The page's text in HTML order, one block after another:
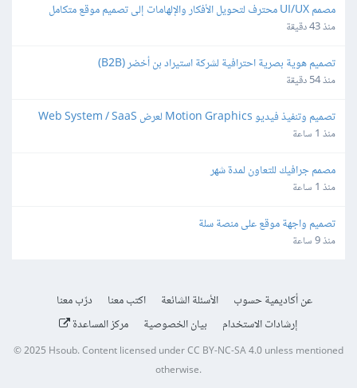
مصمم UI/UX محترف لتحويل الأفكار والإلهامات إلى تصميم موقع متكامل
منذ 43 دقيقة
تصميم هوية بصرية احترافية لشركة استيراد بن أخضر (B2B)
منذ 54 دقيقة
تصميم وتنفيذ فيديو Motion Graphics لعرض Web System / SaaS
منذ 1 ساعة
مصمم جرافيك للتعاون لمدة شهر
منذ 1 ساعة
تصميم واجهة موقع على منصة سلة
منذ 9 ساعة
عن أكاديمية حسوب الأسئلة الشائعة اكتب معنا
درّب معنا
إرشادات الاستخدام
بيان الخصوصية مركز المساعدة
© 2025 Hsoub.Content licensed underCC BY-NC-SA 4.0unless mentioned
otherwise.